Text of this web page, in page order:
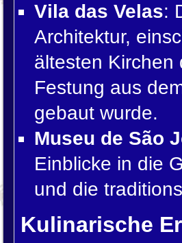
Vila das Velas:
Architektur,
ältesten
Festung aus
gebaut wurde.
Museu de São
Einblicke in die
und die
Kulinarische